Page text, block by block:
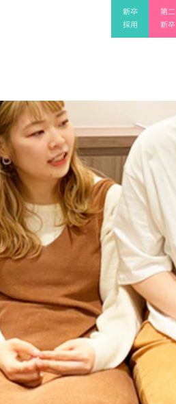
新卒
採用
第二
新卒
新卒
採用
第二
新卒